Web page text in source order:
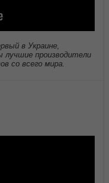
в Украине,
лучшие производители
со всего мира.